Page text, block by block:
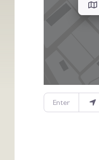
Enter your location